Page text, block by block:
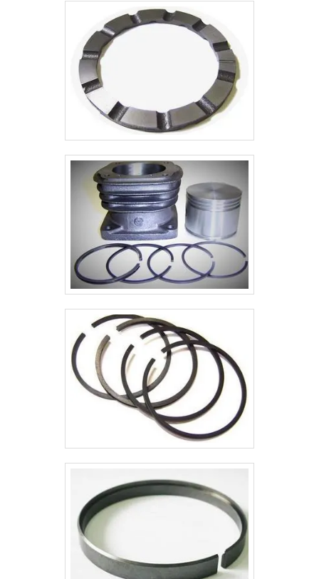
próprias. Todos esses fatores, agregados a uma
equipe com colaboradores proativos e trabalhadores
de alta qualidade, comprovam sua essência de trazer o
melhor para todos os clientes.